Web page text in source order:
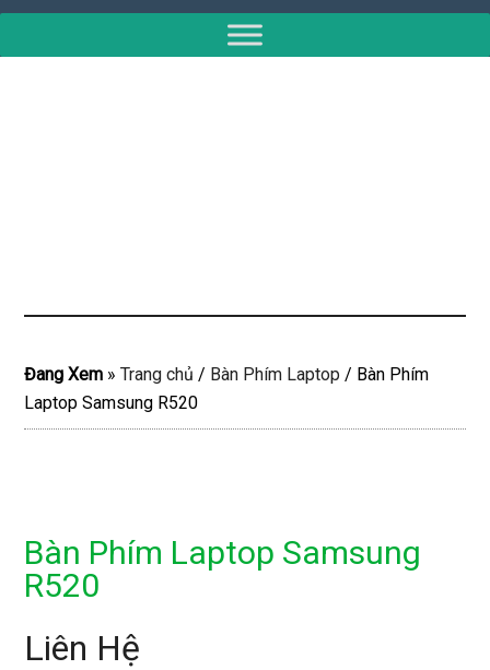
Đang Xem »Trang chủ / Bàn Phím Laptop / Bàn Phím
Laptop Samsung R520
Bàn Phím Laptop Samsung
R520
Liên Hệ